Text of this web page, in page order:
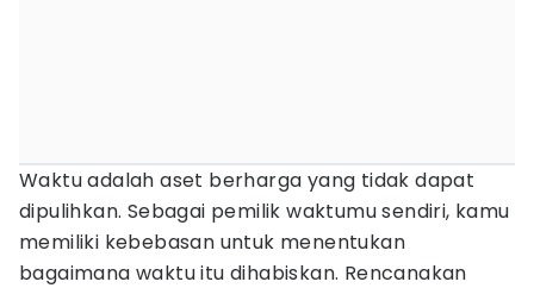
Waktu adalah aset berharga yang tidak dapat
dipulihkan. Sebagai pemilik waktumu sendiri, kamu
memiliki kebebasan untuk menentukan
bagaimana waktu itu dihabiskan. Rencanakan